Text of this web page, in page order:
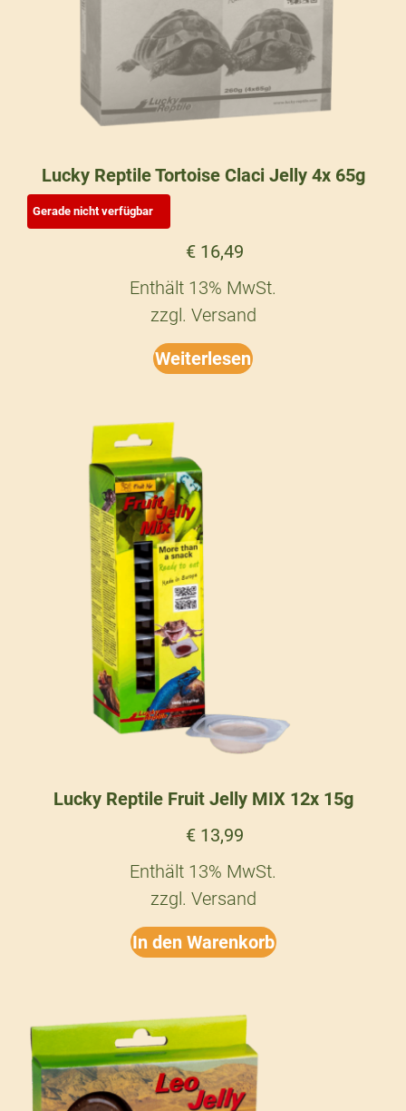
Lucky Reptile Tortoise Claci Jelly 4x 65g
€16,49
Enthält 13% MwSt.
zzgl. Versand
Weiterlesen
Lucky Reptile Fruit Jelly MIX 12x 15g
€13,99
Enthält 13% MwSt.
zzgl. Versand
In den Warenkorb